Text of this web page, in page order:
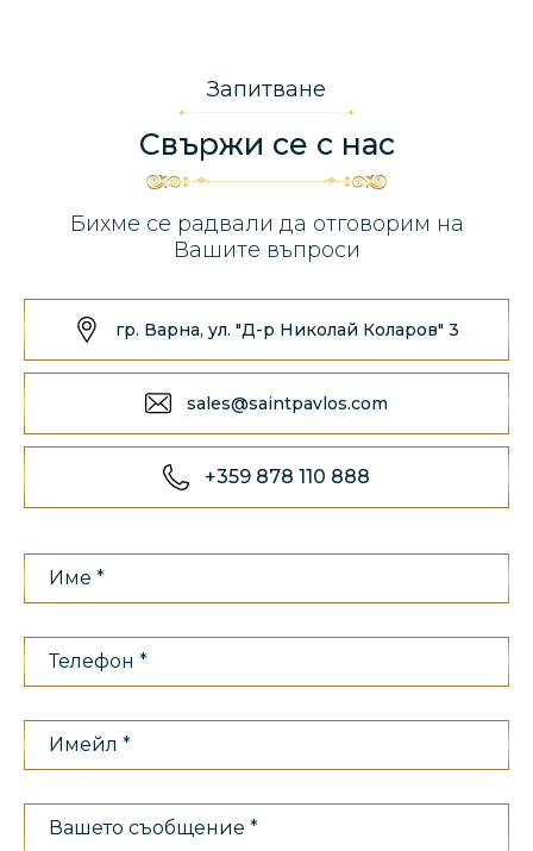
Запитване
Свържи се с нас
Бихме се радвали да отговорим на
Вашите въпроси
гр. Варна, ул. "Д-р Николай Коларов" 3
sales@saintpavlos.com
+359 878 110 888